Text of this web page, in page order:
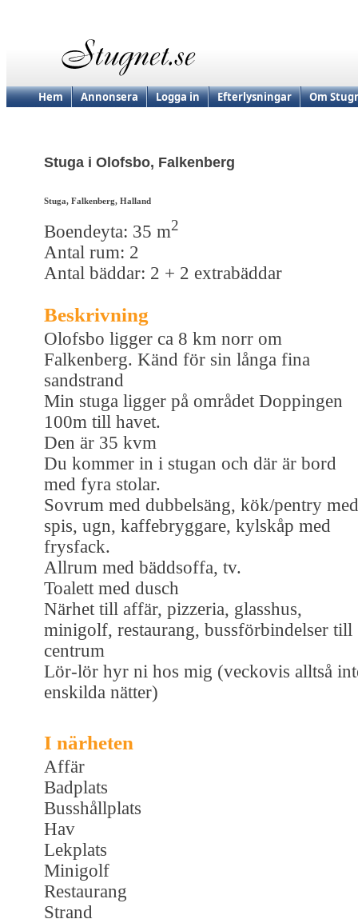
Hem Annonsera Logga in Efterlysningar Om
Stuga i Olofsbo, Falkenberg
Stuga, Falkenberg, Halland
Boendeyta: 35 m2
Antal rum: 2
Antal bäddar: 2 + 2 extrabäddar
Beskrivning
Olofsbo ligger ca 8 km norr om
Falkenberg. Känd för sin långa fina
sandstrand
Min stuga ligger på området Doppingen
100m till havet.
Den är 35 kvm
Du kommer in i stugan och där är bord
med fyra stolar.
Sovrum med dubbelsäng, kök/pentry med
spis, ugn, kaffebryggare, kylskåp med
frysfack.
Allrum med bäddsoffa, tv.
Toalett med dusch
Närhet till affär, pizzeria, glasshus,
minigolf, restaurang, bussförbindelser till
centrum
Lör-lör hyr ni hos mig (veckovis alltså
enskilda nätter)
I närheten
Affär
Badplats
Busshållplats
Hav
Lekplats
Minigolf
Restaurang
Strand